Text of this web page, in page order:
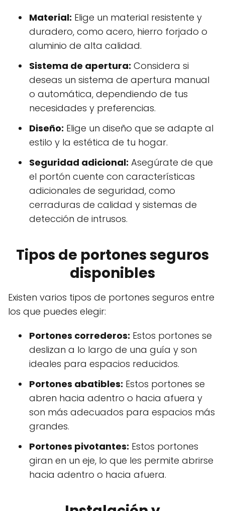
Material: Elige un material resistente y
duradero, como acero, hierro forjado o
aluminio de alta calidad.
Sistema de apertura: Considera si
deseas un sistema de apertura manual
o automática, dependiendo de tus
necesidades y preferencias.
Diseño: Elige un diseño que se adapte al
estilo y la estética de tu hogar.
Seguridad adicional: Asegúrate de que
el portón cuente con características
adicionales de seguridad, como
cerraduras de calidad y sistemas de
detección de intrusos.
Tipos de portones seguros
disponibles
Existen varios tipos de portones seguros entre
los que puedes elegir:
Portones correderos: Estos portones se
deslizan a lo largo de una guía y son
ideales para espacios reducidos.
Portones abatibles: Estos portones se
abren hacia adentro o hacia afuera y
son más adecuados para espacios más
grandes.
Portones pivotantes: Estos portones
giran en un eje, lo que les permite abrirse
hacia adentro o hacia afuera.